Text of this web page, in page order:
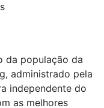
da população da
administrado pela
independente do
as melhores